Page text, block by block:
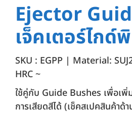
Ejector
เจ็คเตอร์ไกด์
SKU : EGPP | Material:
HRC ~
ใช้คู่กับ Guide Bushes เพื่อเพิ่
การเสียดสีได้ (เช็คสเปคสินค้าด้า